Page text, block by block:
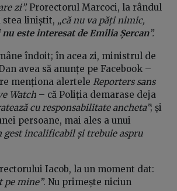
zi”. Prorectorul Marcoci, la rândul
stea liniștit, „că nu va păți nimic,
este interesat de Emilia Șercan”.
îndoit; în acea zi, ministrul de
avea să anunțe pe Facebook –
menționa alertele Reporters sans
Watch – că Poliția demarase deja
cu responsabilitate ancheta”; și
persoane, mai ales a unui
gest incalificabil și trebuie aspru
Iacob, la un moment dat:
pe mine”. Nu primește niciun